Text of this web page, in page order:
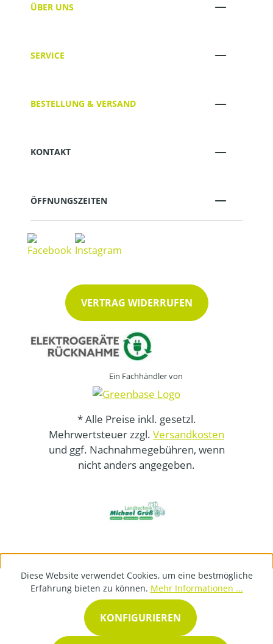
ÜBER UNS
SERVICE
BESTELLUNG & VERSAND
KONTAKT
ÖFFNUNGSZEITEN
VERTRAG WIDERRUFEN
Ein Fachhändler von
* Alle Preise inkl. gesetzl.
Mehrwertsteuer zzgl. Versandkosten
und ggf. Nachnahmegebühren, wenn
nicht anders angegeben.
Diese Website verwendet Cookies, um eine bestmögliche
Erfahrung bieten zu können. Mehr Informationen ...
KONFIGURIEREN